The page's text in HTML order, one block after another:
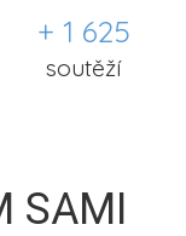
+ 1 625
soutěží
SAMI